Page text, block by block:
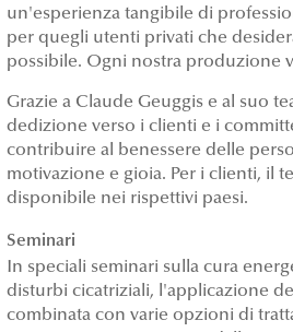
un'esperienza tangibile di
per quegli utenti privati che
possibile. Ogni nostra produzione
Grazie a Claude Geuggis e al suo
dedizione verso i clienti e i
contribuire al benessere delle
motivazione e gioia. Per i clienti, il
disponibile nei rispettivi paesi.
Seminari
In speciali seminari sulla cura
disturbi cicatriziali, l'applicazione
combinata con varie opzioni di